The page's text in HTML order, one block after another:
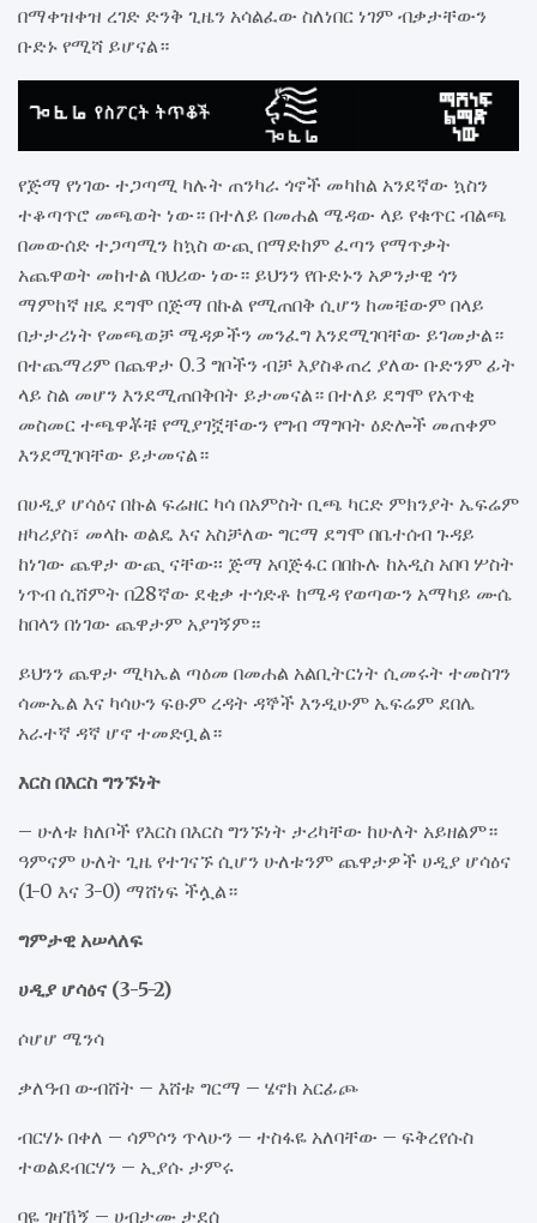
በማቀዝቀዝ ረገድ ድንቅ ጊዜን አሳልፈው ስለነበር ነገም ብቃታቸውን
ቡድኑ የሚሻ ይሆናል።
የጅማ የነገው ተጋጣሚ ካሉት ጠንካራ ጎኖች መካከል አንደኛው ኳስን
ተቆጣጥሮ መጫወት ነው። በተለይ በመሐል ሜዳው ላይ የቁጥር ብልጫ
በመውሰድ ተጋጣሚን ከኳስ ውጪ በማድከም ፈጣን የማጥቃት
አጨዋወት መከተል ባህሪው ነው። ይህንን የቡድኑን አዎንታዊ ጎን
ማምከኛ ዘዴ ደግሞ በጅማ በኩል የሚጠበቅ ሲሆን ከመቼውም በላይ
በታታሪነት የመጫወቻ ሜዳዎችን መንፈግ እንደሚገባቸው ይገመታል።
በተጨማሪም በጨዋታ 0.3 ግቦችን ብቻ እያስቆጠረ ያለው ቡድንም ፊት
ላይ ስል መሆን እንደሚጠበቅበት ይታመናል። በተለይ ደግሞ የአጥቂ
መስመር ተጫዋቾቹ የሚያገኟቸውን የግብ ማግባት ዕድሎች መጠቀም
እንደሚገባቸው ይታመናል።
በሀዲያ ሆሳዕና በኩል ፍሬዘር ካሳ በአምስት ቢጫ ካርድ ምክንያት ኤፍሬም
ዘካሪያስ፣ መላኩ ወልዴ እና አስቻለው ግርማ ደግሞ በቤተሰብ ጉዳይ
ከነገው ጨዋታ ውጪ ናቸው፡፡ ጅማ አባጅፋር በበኩሉ ከአዲስ አበባ ሦስት
ነጥብ ሲሸምት በ28ኛው ደቂቃ ተጎድቶ ከሜዳ የወጣውን አማካይ ሙሴ
ከበላን በነገው ጨዋታም አያገኝም።
ይህንን ጨዋታ ሚካኤል ጣዕመ በመሐል አልቢትርነት ሲመሩት ተመስገን
ሳሙኤል እና ካሳሁን ፍፁም ረዳት ዳኞች እንዲሁም ኤፍሬም ደበሌ
አራተኛ ዳኛ ሆኖ ተመድቧል።
እርስ በእርስ ግንኙነት
– ሁለቱ ክለቦች የእርስ በእርስ ግንኙነት ታሪካቸው ከሁለት አይዘልም።
ዓምናም ሁለት ጊዜ የተገናኙ ሲሆን ሁለቱንም ጨዋታዎች ሀዲያ ሆሳዕና
(1-0 እና 3-0) ማሸነፍ ችሏል።
ግምታዊ አሠላለፍ
ሀዲያ ሆሳዕና (3-5-2)
ሶሆሆ ሜንሳ
ቃለዓብ ውብሸት – እሸቱ ግርማ – ሄኖክ አርፊጮ
ብርሃኑ በቀለ – ሳምሶን ጥላሁን – ተስፋዬ አለባቸው – ፍቅረየሱስ
ተወልደብርሃን – ኢያሱ ታምሩ
ባዬ ገዛኸኝ – ሀብታሙ ታደሰ